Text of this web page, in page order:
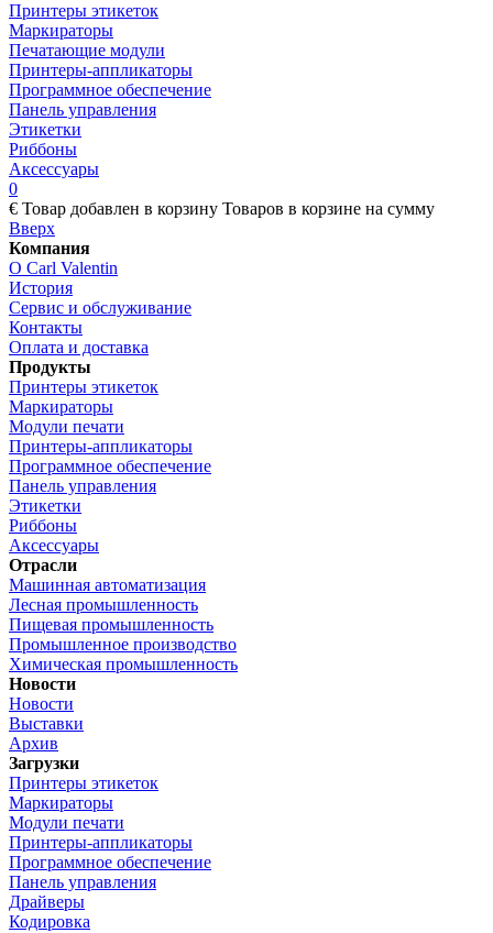
Принтеры этикеток
Маркираторы
Печатающие модули
Принтеры-аппликаторы
Программное обеспечение
Панель управления
Этикетки
Риббоны
Аксессуары
0
€ Товар добавлен в корзину Товаров в корзине на сумму
Вверх
Компания
О Carl Valentin
История
Сервис и обслуживание
Контакты
Оплата и доставка
Продукты
Принтеры этикеток
Маркираторы
Модули печати
Принтеры-аппликаторы
Программное обеспечение
Панель управления
Этикетки
Риббоны
Аксессуары
Отрасли
Машинная автоматизация
Лесная промышленность
Пищевая промышленность
Промышленное производство
Химическая промышленность
Новости
Новости
Выставки
Архив
Загрузки
Принтеры этикеток
Маркираторы
Модули печати
Принтеры-аппликаторы
Программное обеспечение
Панель управления
Драйверы
Кодировка